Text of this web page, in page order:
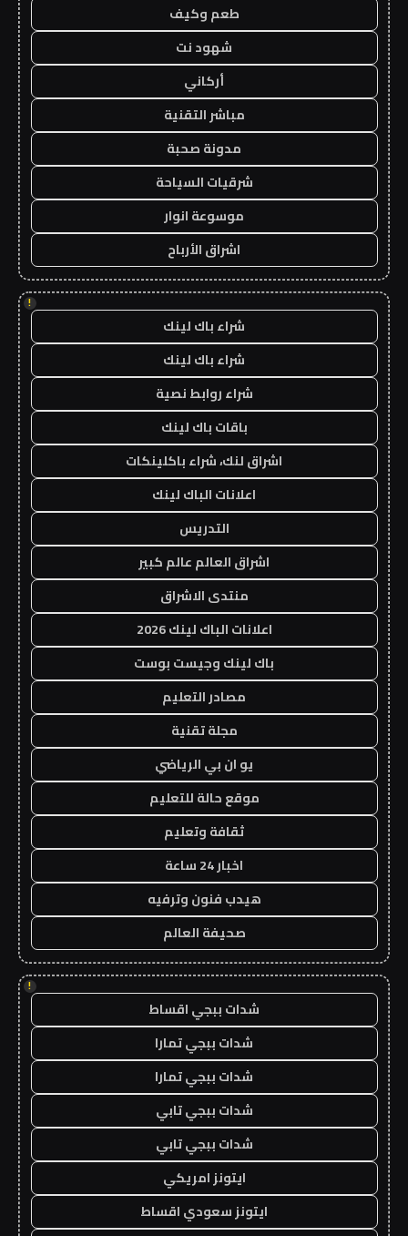
طعم وكيف
شهود نت
أركاني
مباشر التقنية
مدونة صحبة
شرقيات السياحة
موسوعة انوار
اشراق الأرباح
!
شراء باك لينك
شراء باك لينك
شراء روابط نصية
باقات باك لينك
اشراق لنك، شراء باكلينكات
اعلانات الباك لينك
التدريس
اشراق العالم عالم كبير
منتدى الاشراق
اعلانات الباك لينك 2026
باك لينك وجيست بوست
مصادر التعليم
مجلة تقنية
يو ان بي الرياضي
موقع حالة للتعليم
ثقافة وتعليم
اخبار 24 ساعة
هيدب فنون وترفيه
صحيفة العالم
!
شدات ببجي اقساط
شدات ببجي تمارا
شدات ببجي تمارا
شدات ببجي تابي
شدات ببجي تابي
ايتونز امريكي
ايتونز سعودي اقساط